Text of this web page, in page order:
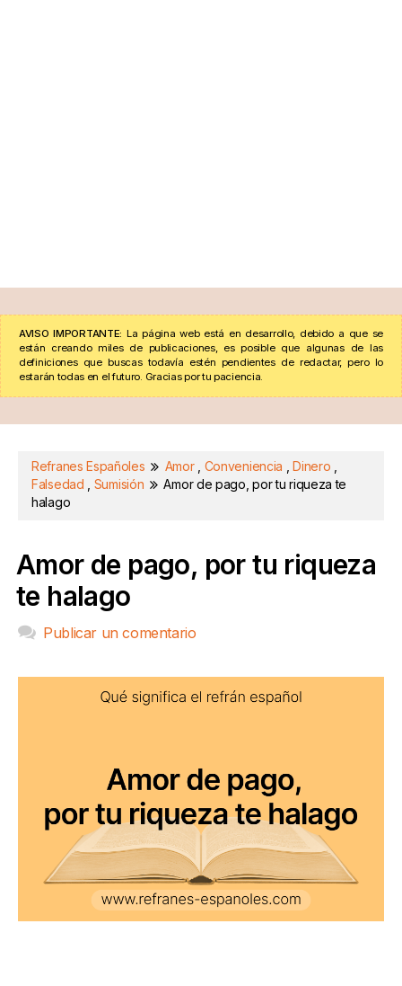
AVISO IMPORTANTE: La página web está en desarrollo, debido a que se
están creando miles de publicaciones, es posible que algunas de las
definiciones que buscas todavía estén pendientes de redactar, pero lo
estarán todas en el futuro. Gracias por tu paciencia.
Refranes Españoles Amor Conveniencia ,Dinero
Falsedad
Sumisión
Amor de pago, por tu riqueza te
halago
Amor de pago, por tu riqueza
te halago
Publicar un comentario